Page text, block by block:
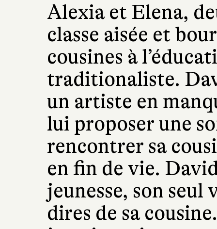
Alexia et Elena,
classe aisée et
cousines à
traditionaliste.
un artiste en
lui proposer une
rencontrer sa
en fin de vie.
jeunesse, son
dires de sa